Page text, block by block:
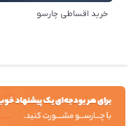
خرید اقساطی چارسو